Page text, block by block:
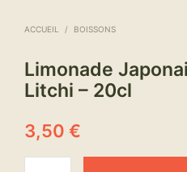
ACCUEIL / BOISSONS
Limonade
Litchi – 20cl
3,50 €